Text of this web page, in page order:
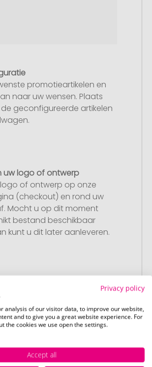
promotieartikelen en
naar uw wensen. Plaats
geconfigureerde artikelen
uw logo of ontwerp
of ontwerp op onze
(checkout) en rond uw
Mocht u op dit moment
bestand beschikbaar
kunt u dit later aanleveren.
ons een gratis
met uw ontwerp. Zodra u
starten wij direct
Privacy policy
analysis of our visitor data, to improve our website,
and to give you a great website experience. For
the cookies we use open the settings.
Accept all